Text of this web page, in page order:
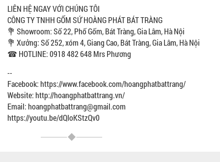
LIÊN HỆ NGAY VỚI CHÚNG TÔI
CÔNG TY TNHH GỐM SỨ HOÀNG PHÁT BÁT TRÀNG
💐 Showroom: Số 22, Phố Gốm, Bát Tràng, Gia Lâm, Hà Nội
💐 Xưởng: Số 252, xóm 4, Giang Cao, Bát Tràng, Gia Lâm, Hà Nội
☎ HOTLINE: 0918 482 648 Mrs Phương
--
Facebook: https://www.facebook.com/hoangphatbattrang/
Website: http://hoangphatbattrang.vn/
Email: hoangphatbattrang@gmail.com
https://youtu.be/dQIoKStzQv0